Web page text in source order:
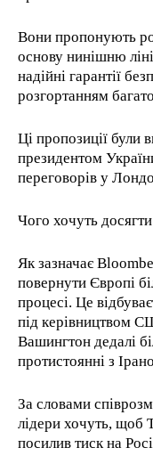
Вони пропонують
основу нинішню
надійні гарантії
розгортанням
Ці пропозиції були
президентом
переговорів у
Чого хочуть
Як зазначає
повернути Європі
процесі. Це
під керівництвом
Вашингтон дедалі
протистоянні з
За словами
лідери хочуть, щоб
посилив тиск на